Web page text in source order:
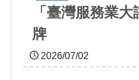
「臺灣服務業
牌
2026/07/02